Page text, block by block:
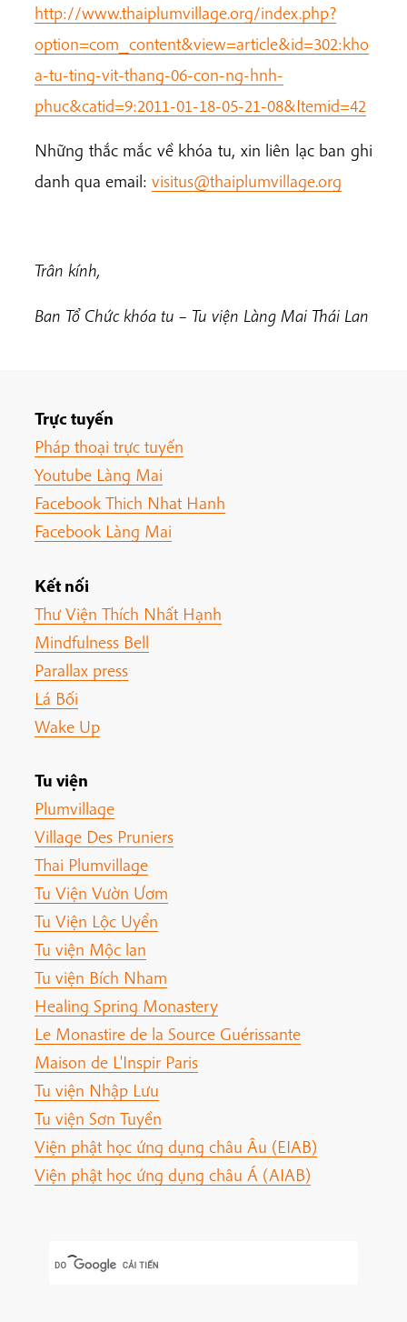
http://www.thaiplumvillage.org/index.php?
option=com_content&view=article&id=302:kho
a-tu-ting-vit-thang-06-con-ng-hnh-
phuc&catid=9:2011-01-18-05-21-08&Itemid=42
Những thắc mắc về khóa tu, xin liên lạc ban ghi
danh qua email: visitus@thaiplumvillage.org
Trân kính,
Ban TổChức khóa tu – Tu viện Làng Mai Thái Lan
Trực tuyến
Pháp thoại trực tuyến
Youtube Làng Mai
Facebook Thich Nhat Hanh
Facebook Làng Mai
Kết nối
Thư Viện Thích Nhất Hạnh
Mindfulness Bell
Parallax press
Lá Bối
Wake Up
Tu viện
Plumvillage
Village Des Pruniers
Thai Plumvillage
Tu Viện Vườn Ươm
Tu Viện Lộc Uyển
Tu viện Mộc lan
Tu viện Bích Nham
Healing Spring Monastery
Le Monastire de la Source Guérissante
Maison de L'Inspir Paris
Tu viện Nhập Lưu
Tu viện Sơn Tuyền
Viện phật học ứng dụng châu Âu (EIAB)
Viện phật học ứng dụng châu Á (AIAB)